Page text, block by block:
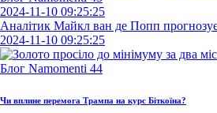
2024-11-10 09:25:25
Аналітик Майкл ван де Попп прогнозує
2024-11-10 09:25:25
Чи вплине перемога Трампа на курс Біткоїна?